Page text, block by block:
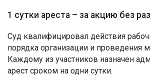
1 сутки ареста – за акцию без
Суд квалифицировал действия
порядка организации и проведения
Каждому из участников назначен
арест сроком на одни сутки.